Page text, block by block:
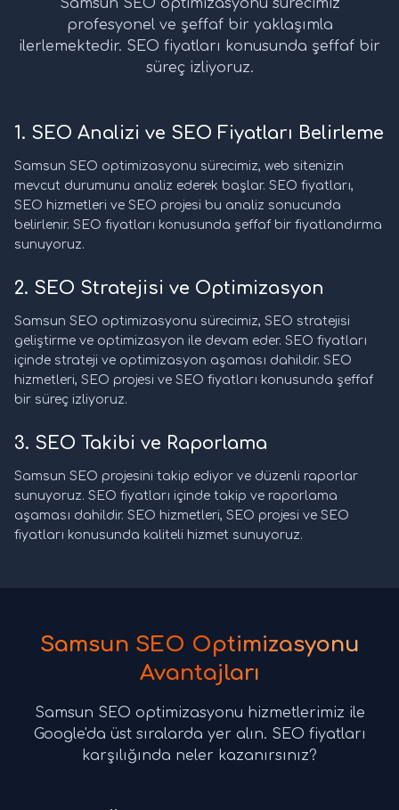
Samsun SEO optimizasyonu sürecimiz
profesyonel ve şeffaf bir yaklaşımla
ilerlemektedir. SEO fiyatları konusunda şeffaf bir
süreç izliyoruz.
1. SEO Analizi ve SEO Fiyatları Belirleme
Samsun SEO optimizasyonu sürecimiz, web sitenizin
mevcut durumunu analiz ederek başlar. SEO fiyatları,
SEO hizmetleri ve SEO projesi bu analiz sonucunda
belirlenir. SEO fiyatları konusunda şeffaf bir fiyatlandırma
sunuyoruz.
2. SEO Stratejisi ve Optimizasyon
Samsun SEO optimizasyonu sürecimiz, SEO stratejisi
geliştirme ve optimizasyon ile devam eder. SEO fiyatları
içinde strateji ve optimizasyon aşaması dahildir. SEO
hizmetleri, SEO projesi ve SEO fiyatları konusunda şeffaf
bir süreç izliyoruz.
3. SEO Takibi ve Raporlama
Samsun SEO projesini takip ediyor ve düzenli raporlar
sunuyoruz. SEO fiyatları içinde takip ve raporlama
aşaması dahildir. SEO hizmetleri, SEO projesi ve SEO
fiyatları konusunda kaliteli hizmet sunuyoruz.
Samsun SEO Optimizasyonu
Avantajları
Samsun SEO optimizasyonu hizmetlerimiz ile
Google'da üst sıralarda yer alın. SEO fiyatları
karşılığında neler kazanırsınız?